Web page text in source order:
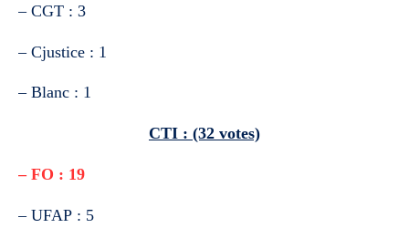
– CGT : 3
– Cjustice : 1
– Blanc : 1
CTI : (32 votes)
– FO : 19
– UFAP : 5